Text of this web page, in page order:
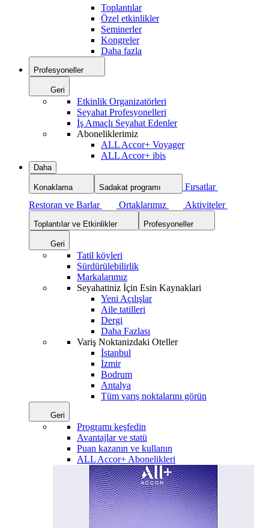
Toplantılar
Özel etkinlikler
Seminerler
Kongreler
Daha fazla
Profesyoneller
Geri
Etkinlik Organizatörleri
Seyahat Profesyonelleri
İş Amaçlı Seyahat Edenler
Aboneliklerimiz
ALL Accor+ Voyager
ALL Accor+ ibis
Daha
Konaklama Sadakat programı
Fırsatlar
Restoran ve Barlar
Ortaklarımız Aktiviteler
Toplantılar ve Etkinlikler Profesyoneller
Geri
Tatil köyleri
Sürdürülebilirlik
Markalarımız
Seyahatiniz İçin Esin Kaynaklari
Yeni Açılışlar
Aile tatilleri
Dergi
Daha Fazlası
Variş Noktanizdaki Oteller
İstanbul
İzmir
Bodrum
Antalya
Tüm varış noktalarını görün
Geri
Programı keşfedin
Avantajlar ve statü
Puan kazanın ve kullanın
ALL Accor+ Abonelikleri